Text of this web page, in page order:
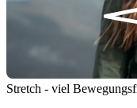
Stretch - viel